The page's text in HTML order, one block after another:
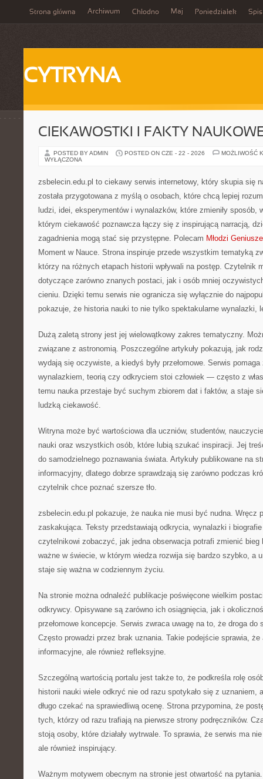
Strona główna Archiwum Chłodno Maj Poniedziałek Spis
CYTRYNA
CIEKAWOSTKI I FAKTY
POSTED BY ADMIN POSTED ON CZE - 22 - 2026
MOŻLIWOŚĆ
WYŁĄCZONA
zsbelecin.edu.pl to ciekawy serwis internetowy, który skupia się
została przygotowana z myślą o osobach, które chcą lepiej
ludzi, idei, eksperymentów i wynalazków, które zmieniły sposób,
którym ciekawość poznawcza łączy się z inspirującą narracją,
zagadnienia mogą stać się przystępne. Polecam Młodzi
Moment w Nauce. Strona inspiruje przede wszystkim tematyką
którzy na różnych etapach historii wpływali na postęp. Czytelnik
dotyczące zarówno znanych postaci, jak i osób mniej
cieniu. Dzięki temu serwis nie ogranicza się wyłącznie do
pokazuje, że historia nauki to nie tylko spektakularne wynalazki,
Dużą zaletą strony jest jej wielowątkowy zakres tematyczny.
związane z astronomią. Poszczególne artykuły pokazują, jak
wydają się oczywiste, a kiedyś były przełomowe. Serwis
wynalazkiem, teorią czy odkryciem stoi człowiek — często z
temu nauka przestaje być suchym zbiorem dat i faktów, a staje
ludzką ciekawość.
Witryna może być wartościowa dla uczniów, studentów,
nauki oraz wszystkich osób, które lubią szukać inspiracji. Jej
do samodzielnego poznawania świata. Artykuły publikowane na
informacyjny, dlatego dobrze sprawdzają się zarówno podczas
czytelnik chce poznać szersze tło.
zsbelecin.edu.pl pokazuje, że nauka nie musi być nudna.
zaskakująca. Teksty przedstawiają odkrycia, wynalazki i
czytelnikowi zobaczyć, jak jedna obserwacja potrafi zmienić bieg
ważne w świecie, w którym wiedza rozwija się bardzo szybko, a
staje się ważna w codziennym życiu.
Na stronie można odnaleźć publikacje poświęcone wielkim
odkrywcy. Opisywane są zarówno ich osiągnięcia, jak i
przełomowe koncepcje. Serwis zwraca uwagę na to, że droga
Często prowadzi przez brak uznania. Takie podejście sprawia, że
informacyjne, ale również refleksyjne.
Szczególną wartością portalu jest także to, że podkreśla rolę
historii nauki wiele odkryć nie od razu spotykało się z uznaniem,
długo czekać na sprawiedliwą ocenę. Strona przypomina, że
tych, którzy od razu trafiają na pierwsze strony podręczników.
stoją osoby, które działały wytrwale. To sprawia, że serwis ma
ale również inspirujący.
Ważnym motywem obecnym na stronie jest otwartość na